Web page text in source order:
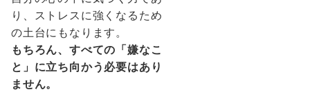
り、ストレスに強くなるため
の土台にもなります。
もちろん、すべての「嫌なこ
と」に立ち向かう必要はあり
ません。